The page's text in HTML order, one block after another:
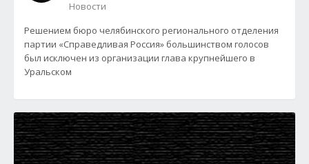
Новости
Решением бюро челябинского регионального отделения
партии «Справедливая Россия» большинством голосов
был исключен из организации глава крупнейшего в
Уральском